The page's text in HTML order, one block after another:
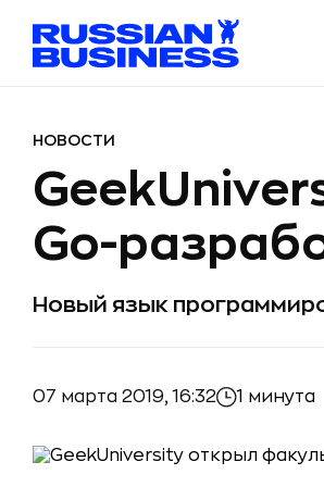
НОВОСТИ
Go-
Новый язык
07 марта 2019, 16:32 1 минута